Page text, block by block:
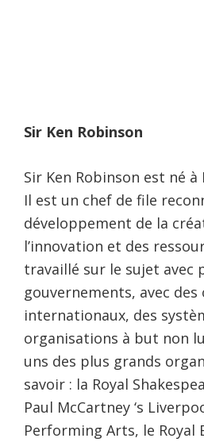
Sir Ken Robinson
Sir Ken Robinson est né
Il est un chef de file
développement de la
l’innovation et des
travaillé sur le sujet avec
gouvernements, avec des
internationaux, des
organisations à but non
uns des plus grands
savoir : la Royal
Paul McCartney ‘s
Performing Arts, le Royal